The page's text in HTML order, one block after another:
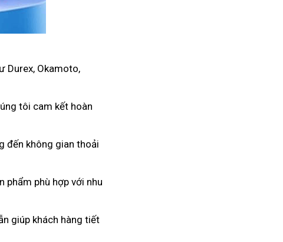
Durex, Okamoto,
tôi cam kết hoàn
đến không gian thoải
phẩm phù hợp với nhu
giúp khách hàng tiết